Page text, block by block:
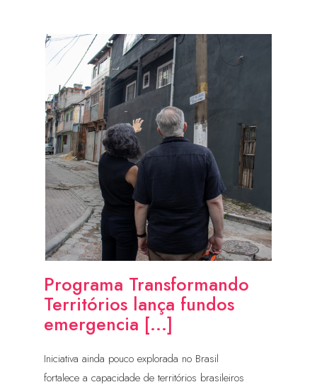
Programa Transformando
Territórios lança fundos
emergencia [...]
Iniciativa ainda pouco explorada no Brasil
fortalece a capacidade de territórios brasileiros